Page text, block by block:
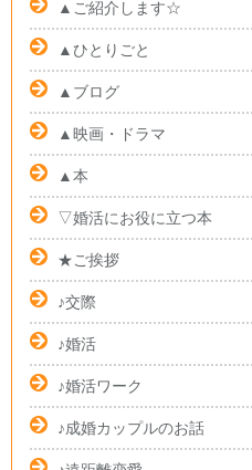
▲ご紹介します☆
▲ひとりごと
▲ブログ
▲映画・ドラマ
▲本
▽婚活にお役に立つ本
★ご挨拶
♪交際
♪婚活
♪婚活ワーク
♪成婚カップルのお話